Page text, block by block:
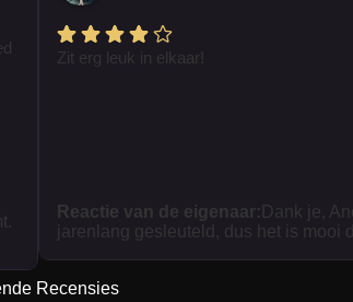
Zit erg leuk in elkaar!
Reactie van de eigenaar: Dank je,
jarenlang gesleuteld, dus het is mooi
Recensies